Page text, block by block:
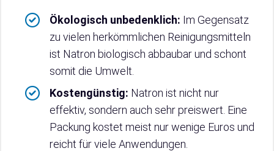
Ökologisch unbedenklich: Im Gegensatz
zu vielen herkömmlichen Reinigungsmitteln
ist Natron biologisch abbaubar und schont
somit die Umwelt.
Kostengünstig: Natron ist nicht nur
effektiv, sondern auch sehr preiswert. Eine
Packung kostet meist nur wenige Euros und
reicht für viele Anwendungen.